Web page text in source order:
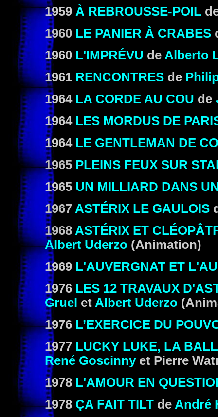
1959 À REBROUSSE-POIL
1960 LE PANIER À CRABES
1960 L'IMPRÉVU de Alberto
1961 RENCONTRES de
1964 LA CORDE AU COU de
1964 LES MORDUS DE
1964 LE GENTLEMAN DE
1965 PLEINS FEUX SUR
1965 UN MILLIARD DANS
1967 ASTÉRIX LE GAULOIS
1968 ASTÉRIX ET
Albert Uderzo (Animation)
1969 L'AUVERGNAT ET
1976 LES 12 TRAVAUX
Gruel et Albert Uderzo
1976 L’EXERCICE DU
1977 LUCKY LUKE, LA
René Goscinny et Pierre
1978 L'AMOUR EN
1978 ÇA FAIT TILT de André